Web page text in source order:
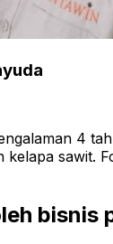
4
sawit.
bisnis